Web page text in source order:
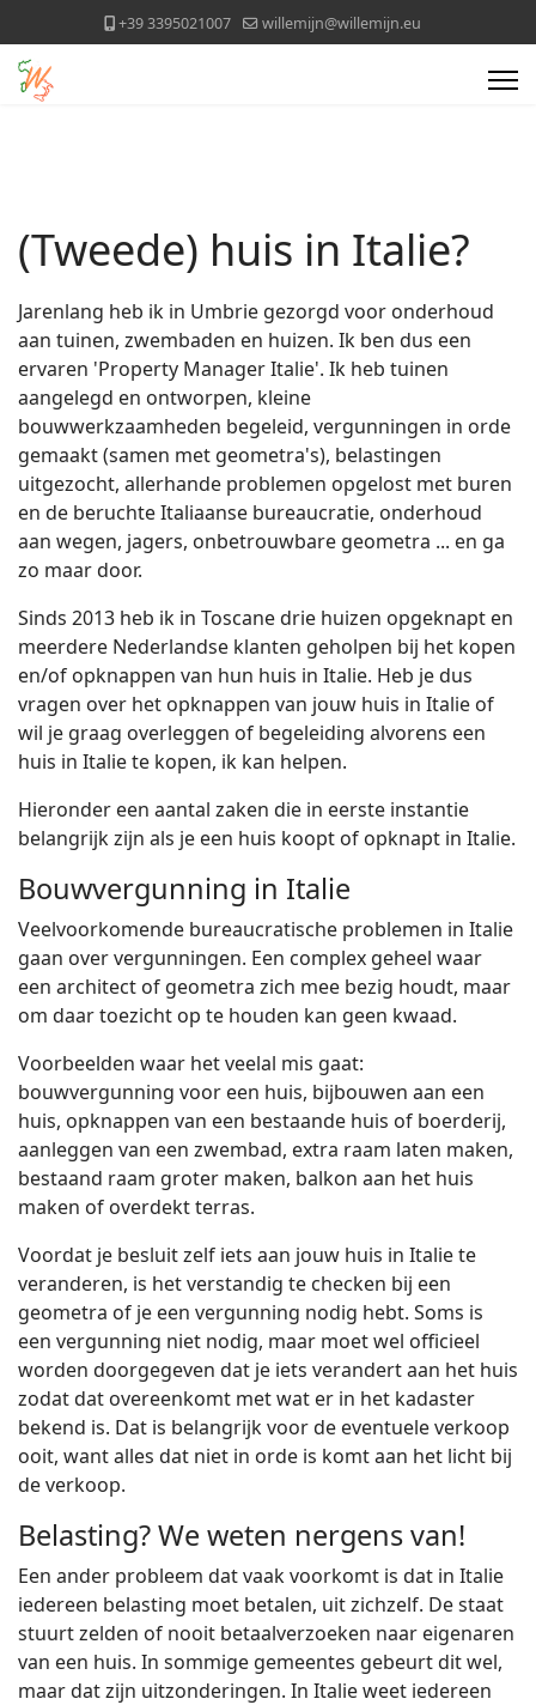
+39 3395021007 willemijn@willemijn.eu
(Tweede) huis in Italie?
Jarenlang heb ik in Umbrie gezorgd voor onderhoud
aan tuinen, zwembaden en huizen. Ik ben dus een
ervaren 'Property Manager Italie'. Ik heb tuinen
aangelegd en ontworpen, kleine
bouwwerkzaamheden begeleid, vergunningen in orde
gemaakt (samen met geometra's), belastingen
uitgezocht, allerhande problemen opgelost met buren
en de beruchte Italiaanse bureaucratie, onderhoud
aan wegen, jagers, onbetrouwbare geometra ... en ga
zo maar door.
Sinds 2013 heb ik in Toscane drie huizen opgeknapt en
meerdere Nederlandse klanten geholpen bij het kopen
en/of opknappen van hun huis in Italie. Heb je dus
vragen over het opknappen van jouw huis in Italie of
wil je graag overleggen of begeleiding alvorens een
huis in Italie te kopen, ik kan helpen.
Hieronder een aantal zaken die in eerste instantie
belangrijk zijn als je een huis koopt of opknapt in Italie.
Bouwvergunning in Italie
Veelvoorkomende bureaucratische problemen in Italie
gaan over vergunningen. Een complex geheel waar
een architect of geometra zich mee bezig houdt, maar
om daar toezicht op te houden kan geen kwaad.
Voorbeelden waar het veelal mis gaat:
bouwvergunning voor een huis, bijbouwen aan een
huis, opknappen van een bestaande huis of boerderij,
aanleggen van een zwembad, extra raam laten maken,
bestaand raam groter maken, balkon aan het huis
maken of overdekt terras.
Voordat je besluit zelf iets aan jouw huis in Italie te
veranderen, is het verstandig te checken bij een
geometra of je een vergunning nodig hebt. Soms is
een vergunning niet nodig, maar moet wel officieel
worden doorgegeven dat je iets verandert aan het huis
zodat dat overeenkomt met wat er in het kadaster
bekend is. Dat is belangrijk voor de eventuele verkoop
ooit, want alles dat niet in orde is komt aan het licht bij
de verkoop.
Belasting? We weten nergens van!
Een ander probleem dat vaak voorkomt is dat in Italie
iedereen belasting moet betalen, uit zichzelf. De staat
stuurt zelden of nooit betaalverzoeken naar eigenaren
van een huis. In sommige gemeentes gebeurt dit wel,
maar dat zijn uitzonderingen. In Italie weet iedereen